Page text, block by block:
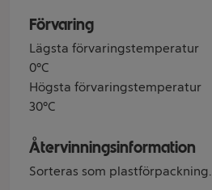
Förvaring
Lägsta förvaringstemperatur
0°C
Högsta förvaringstemperatur
30°C
Återvinningsinformation
Sorteras som plastförpackning.